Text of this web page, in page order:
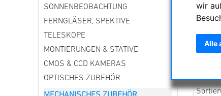
wir
Alle
SONNENBEOBACHTUNG
FERNGLÄSER, SPEKTIVE
TELESKOPE
MONTIERUNGEN & STATIVE
CMOS & CCD KAMERAS
OPTISCHES ZUBEHÖR